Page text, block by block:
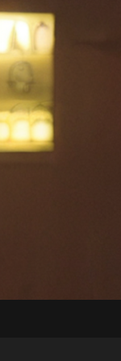
Hoppa
till
huvudinnehållet